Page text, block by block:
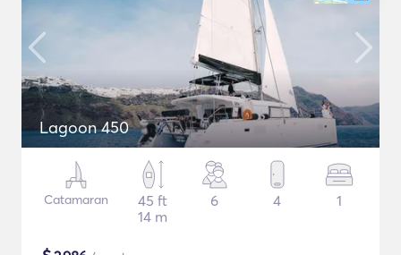
Lagoon 450
Catamaran
45 ft
14 m
6 4 1